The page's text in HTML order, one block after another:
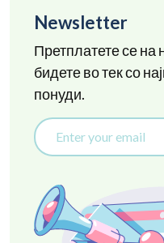
Newsletter
Претплатете се
бидете во тек со
понуди.